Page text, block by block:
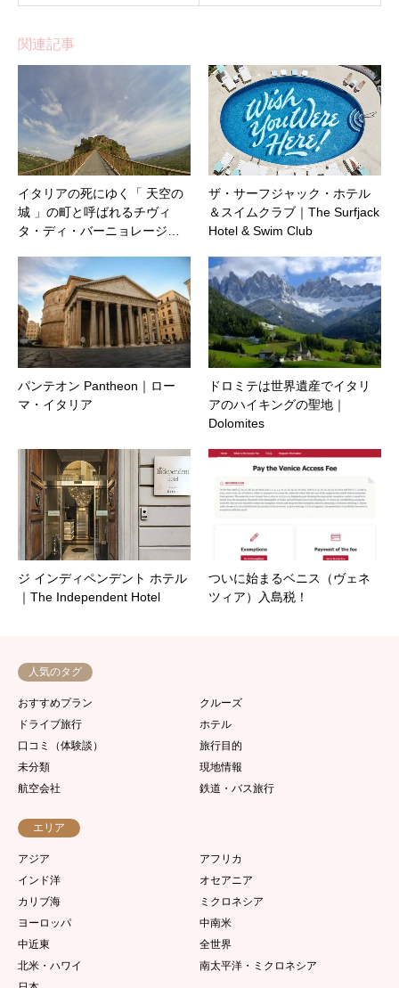
関連記事
イタリアの死にゆく「 天空の
城 」の町と呼ばれるチヴィ
タ・ディ・バーニョレージ…
ザ・サーフジャック・ホテル
＆スイムクラブ｜The Surfjack
Hotel & Swim Club
パンテオン Pantheon｜ロー
マ・イタリア
ドロミテは世界遺産でイタリ
アのハイキングの聖地｜
Dolomites
ジ インディペンデント ホテル
｜The Independent Hotel
ついに始まるベニス（ヴェネ
ツィア）入島税！
人気のタグ
おすすめプラン
クルーズ
ドライブ旅行
ホテル
口コミ（体験談）
旅行目的
未分類
現地情報
航空会社
鉄道・バス旅行
エリア
アジア
アフリカ
インド洋
オセアニア
カリブ海
ミクロネシア
ヨーロッパ
中南米
中近東
全世界
北米・ハワイ
南太平洋・ミクロネシア